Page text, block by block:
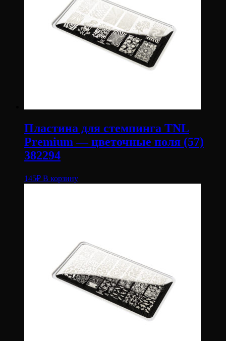
Пластина для стемпинга TNL
Premium — цветочные поля (57)
382294
145₽ В корзину